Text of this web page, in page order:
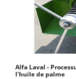
Alfa Laval -
l'huile de palme